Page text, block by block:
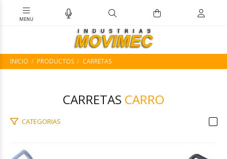
INICIO PRODUCTOS CARRETAS
CARRETAS CARRO
CATEGORIAS